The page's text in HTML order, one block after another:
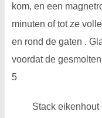
kom, en een
minuten of tot ze
en rond de gaten .
voordat de
5
Stack